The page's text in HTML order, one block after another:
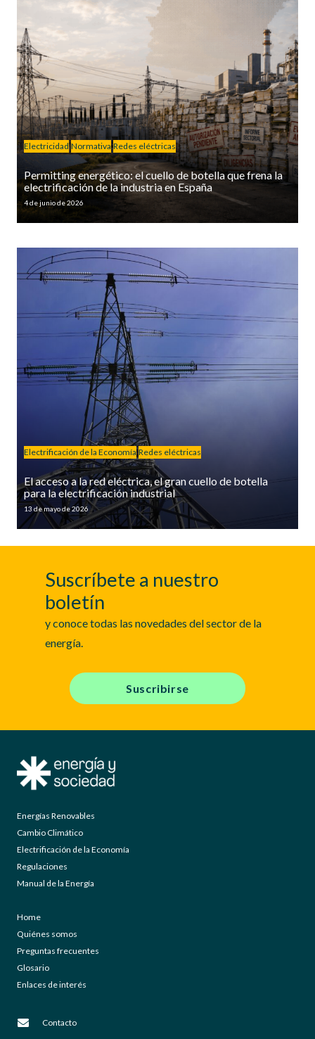
Electricidad Normativa Redes eléctricas
Permitting energético: el cuello de botella que frena la
electrificación de la industria en España
4 de junio de 2026
Electrificación de la Economía Redes eléctricas
El acceso a la red eléctrica, el gran cuello de botella
para la electrificación industrial
13 de mayo de 2026
Suscríbete a nuestro
boletín
y conoce todas las novedades del sector de la
energía.
Suscribirse
Energías Renovables
Cambio Climático
Electrificación de la Economía
Regulaciones
Manual de la Energía
Home
Quiénes somos
Preguntas frecuentes
Glosario
Enlaces de interés
Contacto